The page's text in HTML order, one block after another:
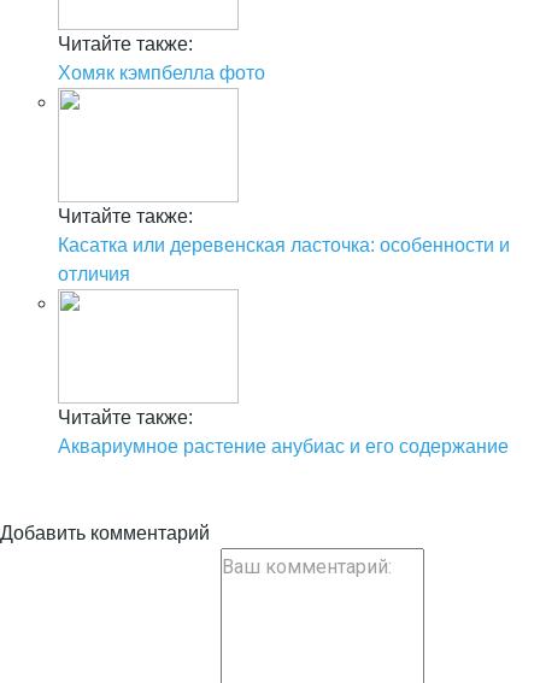
Читайте также:
Хомяк кэмпбелла фото
Читайте также:
Касатка или деревенская ласточка: особенности и
отличия
Читайте также:
Аквариумное растение анубиас и его содержание
Добавить комментарий